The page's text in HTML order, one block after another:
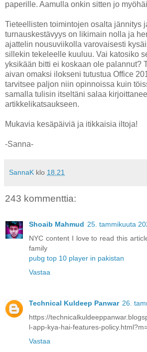
paperille. Aamulla onkin sitten jo
Tieteellisten toimintojen osalta jännitys
turnauskestävyys on likimain nolla ja
ajattelin nousuviikolla varovaisesti
sillekin tekeleelle kuuluu. Vai katosiko
yksikään bitti ei koskaan ole palannut?
aivan omaksi ilokseni tutustua Office
tarvitsee paljon niin opinnoissa kuin
samalla tulisin itseltäni salaa
artikkelikatsaukseen.
Mukavia kesäpäiviä ja itikkaisia iltoja!
-Sanna-
SannaK klo 18.21
243 kommenttia:
Shoaib Mahmud 25. tammikuuta
NYC content I love to read this
family
pubg top 10 player in pakistan
Vastaa
Technical Kuldeep Panwar 26.
https://
l-app-kya-hai-features-
Vastaa